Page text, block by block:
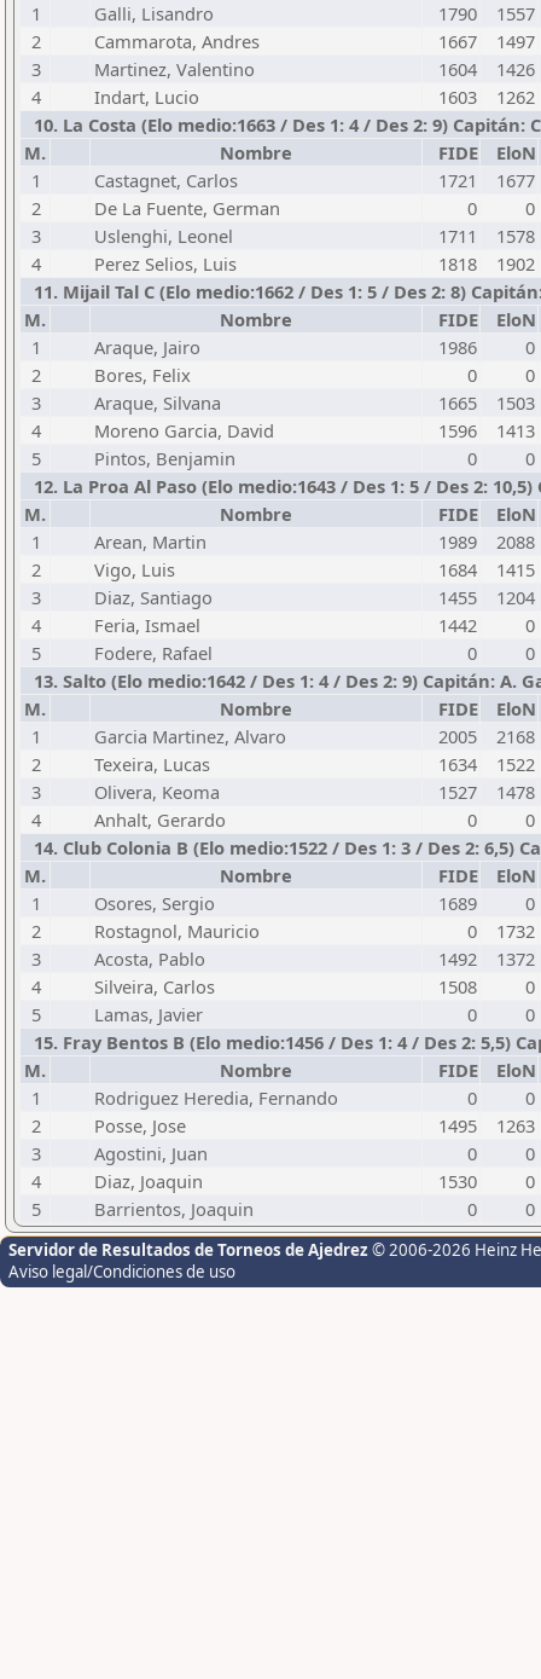
1
Galli, Lisandro 1790
1557
2
Cammarota, Andres 1667
1497
3
Martinez, Valentino 1604
1426
4
Indart, Lucio 1603
1262
10. La Costa (Elo medio:1663 / Des 1: 4 / Des 2: 9) Capitán:
M.
Nombre FIDE
EloN
1
Castagnet, Carlos 1721
1677
2
De La Fuente, German 0
0
3
Uslenghi, Leonel 1711
1578
4
Perez Selios, Luis 1818
1902
11. Mijail Tal C (Elo medio:1662 / Des 1: 5 / Des 2: 8)
M.
Nombre FIDE
EloN
1
Araque, Jairo 1986
0
2
Bores, Felix 0
0
3
Araque, Silvana 1665
1503
4
Moreno Garcia, David 1596
1413
5
Pintos, Benjamin 0
0
12. La Proa Al Paso (Elo medio:1643 / Des 1: 5 / Des 2:
M.
Nombre FIDE
EloN
1
Arean, Martin 1989
2088
2
Vigo, Luis 1684
1415
3
Diaz, Santiago 1455
1204
4
Feria, Ismael 1442
0
5
Fodere, Rafael 0
0
13. Salto (Elo medio:1642 / Des 1: 4 / Des 2: 9) Capitán: A.
M.
Nombre FIDE
EloN
1
Garcia Martinez, Alvaro 2005
2168
2
Texeira, Lucas 1634
1522
3
Olivera, Keoma 1527
1478
4
Anhalt, Gerardo 0
0
14. Club Colonia B (Elo medio:1522 / Des 1: 3 / Des 2: 6,5)
M.
Nombre FIDE
EloN
1
Osores, Sergio 1689
0
2
Rostagnol, Mauricio 0
1732
3
Acosta, Pablo 1492
1372
4
Silveira, Carlos 1508
0
5
Lamas, Javier 0
0
15. Fray Bentos B (Elo medio:1456 / Des 1: 4 / Des 2: 5,5)
M.
Nombre FIDE
EloN
1
Rodriguez Heredia, Fernando 0
0
2
Posse, Jose 1495
1263
3
Agostini, Juan 0
0
4
Diaz, Joaquin 1530
0
5
Barrientos, Joaquin 0 0
Servidor de Resultados de Torneos de Ajedrez © 2006-2026 Heinz
Aviso legal/Condiciones de uso